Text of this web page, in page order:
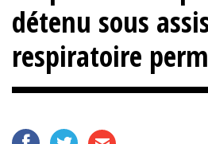
détenu sous
respiratoire